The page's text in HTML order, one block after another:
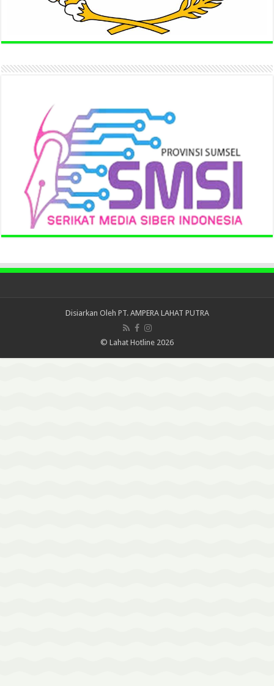
Disiarkan Oleh PT. AMPERA LAHAT PUTRA
© Lahat Hotline 2026